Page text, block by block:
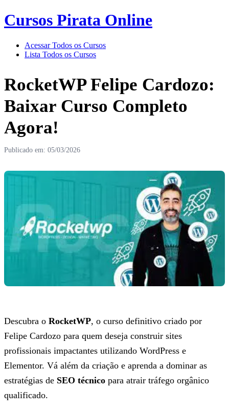
Cursos Pirata Online
Acessar Todos os Cursos
Lista Todos os Cursos
RocketWP Felipe Cardozo:
Baixar Curso Completo
Agora!
Publicado em: 05/03/2026
Descubra o RocketWP, o curso definitivo criado por
Felipe Cardozo para quem deseja construir sites
profissionais impactantes utilizando WordPress e
Elementor. Vá além da criação e aprenda a dominar as
estratégias de SEO técnico para atrair tráfego orgânico
qualificado.